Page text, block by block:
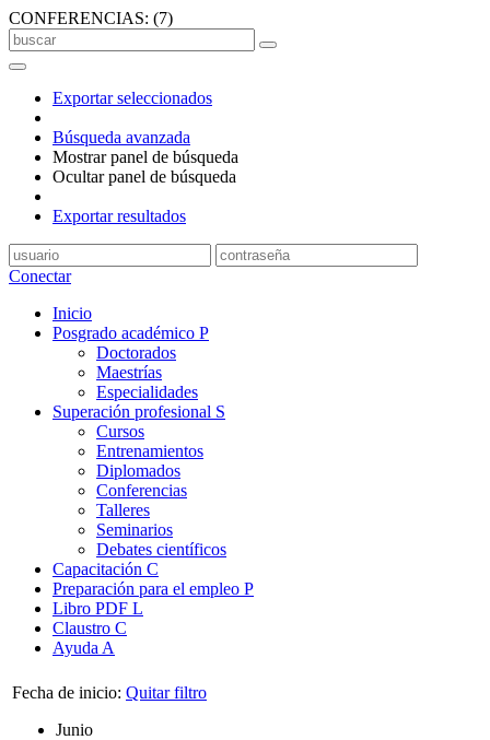
CONFERENCIAS: (7)
Exportar seleccionados
Búsqueda avanzada
Mostrar panel de búsqueda
Ocultar panel de búsqueda
Exportar resultados
Conectar
Inicio
Posgrado académico P
Doctorados
Maestrías
Especialidades
Superación profesional S
Cursos
Entrenamientos
Diplomados
Conferencias
Talleres
Seminarios
Debates científicos
Capacitación C
Preparación para el empleo P
Libro PDF L
Claustro C
Ayuda A
Fecha de inicio: Quitar filtro
Junio